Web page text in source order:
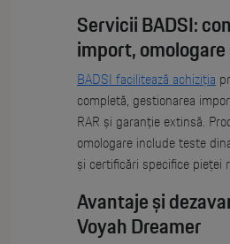
Servicii BADSI:
import,
BADSI facilitează achiziția
completă, gestionarea
RAR și garanție extinsă.
omologare include teste
și certificări specifice pieței
Avantaje și
Voyah Dreamer